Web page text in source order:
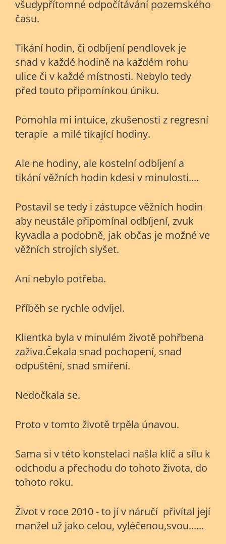
všudypřítomné odpočítávání pozemského
času.
Tikání hodin, či odbíjení pendlovek je
snad v každé hodině na každém rohu
ulice či v každé místnosti. Nebylo tedy
před touto připomínkou úniku.
Pomohla mi intuice, zkušenosti z regresní
terapie a milé tikající hodiny.
Ale ne hodiny, ale kostelní odbíjení a
tikání věžních hodin kdesi v minulosti....
Postavil se tedy i zástupce věžních hodin
aby neustále připomínal odbíjení, zvuk
kyvadla a podobně, jak občas je možné ve
věžních strojích slyšet.
Ani nebylo potřeba.
Příběh se rychle odvíjel.
Klientka byla v minulém životě pohřbena
zaživa.Čekala snad pochopení, snad
odpuštění, snad smíření.
Nedočkala se.
Proto v tomto životě trpěla únavou.
Sama si v této konstelaci našla klíč a sílu k
odchodu a přechodu do tohoto života, do
tohoto roku.
Život v roce 2010 - to jí v náručí přivítal její
manžel už jako celou, vyléčenou,svou......